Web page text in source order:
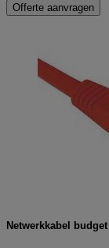
Offerte aanvragen
Netwerkkabel